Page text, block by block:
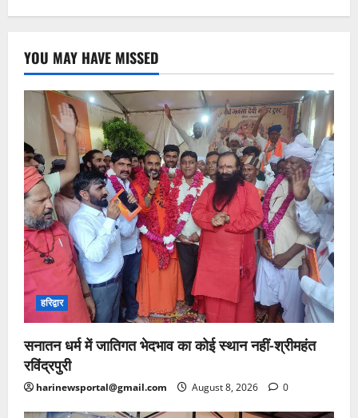
YOU MAY HAVE MISSED
हरिद्वार
सनातन धर्म में जातिगत भेदभाव का कोई स्थान नहीं-श्रीमहंत
रविंद्रपुरी
harinewsportal@gmail.com August 8, 2026 0